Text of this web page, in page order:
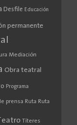
Desfile Educación
permanente
Mediación
Obra teatral
Programa
prensa Ruta Ruta
Títeres